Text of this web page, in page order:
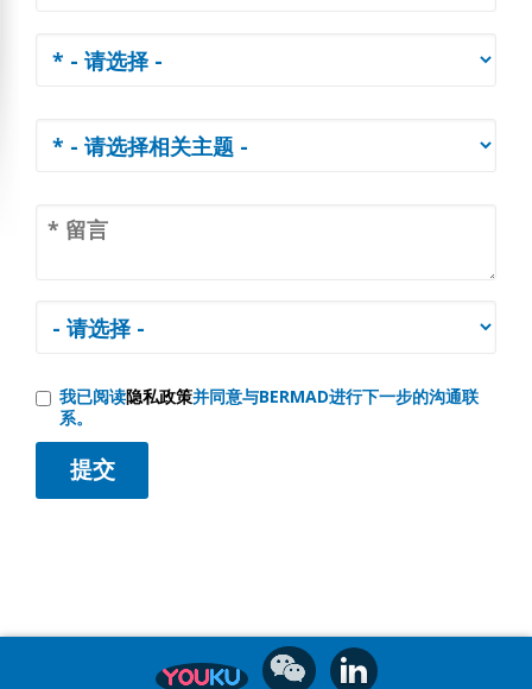
我已阅读隐私政策并同意与BERMAD进行下一步的沟通联
系。